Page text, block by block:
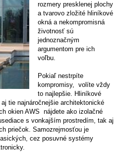
rozmery presklenej plochy
a tvarovo zložité hliníkové
okná a nekompromisná
životnosť sú
jednoznačným
argumentom pre ich
voľbu.
Pokiaľ nestrpíte
kompromisy, volíte vždy
to najlepšie. Hliníkové
tie najnáročnejšie architektonické
okien AWS nájdete ako izolačné
s vonkajším prostredím, tak aj
priečok. Samozrejmosťou je
cez posuvné systémy